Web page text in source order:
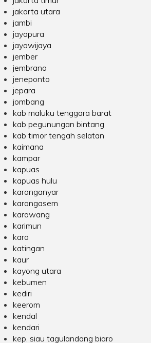
jakarta utara
jambi
jayapura
jayawijaya
jember
jembrana
jeneponto
jepara
jombang
kab maluku tenggara barat
kab pegunungan bintang
kab timor tengah selatan
kaimana
kampar
kapuas
kapuas hulu
karanganyar
karangasem
karawang
karimun
karo
katingan
kaur
kayong utara
kebumen
kediri
keerom
kendal
kendari
kep. siau tagulandang biaro